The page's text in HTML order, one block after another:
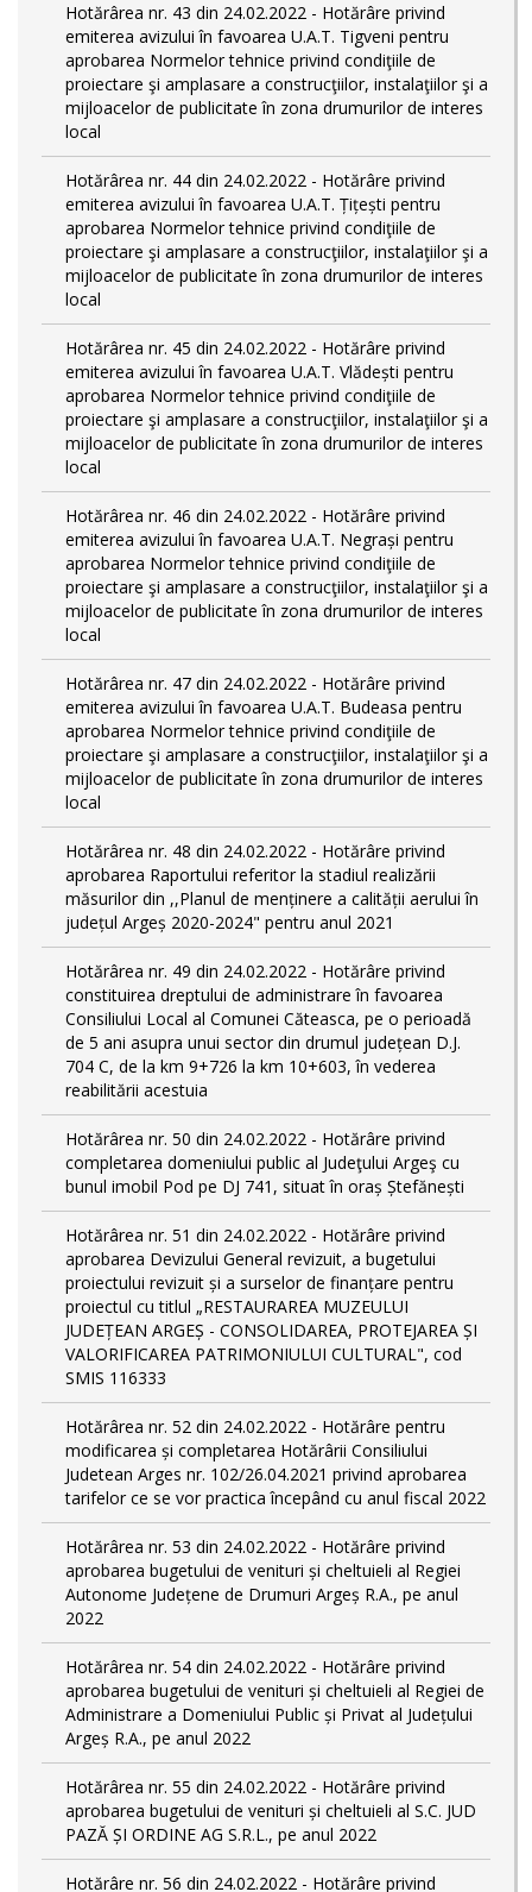
Hotărârea nr. 43 din 24.02.2022 - Hotărâre privind
emiterea avizului în favoarea U.A.T. Tigveni pentru
aprobarea Normelor tehnice privind condiţiile de
proiectare şi amplasare a construcţiilor, instalaţiilor şi a
mijloacelor de publicitate în zona drumurilor de interes
local
Hotărârea nr. 44 din 24.02.2022 - Hotărâre privind
emiterea avizului în favoarea U.A.T. Țițești pentru
aprobarea Normelor tehnice privind condiţiile de
proiectare şi amplasare a construcţiilor, instalaţiilor şi a
mijloacelor de publicitate în zona drumurilor de interes
local
Hotărârea nr. 45 din 24.02.2022 - Hotărâre privind
emiterea avizului în favoarea U.A.T. Vlădești pentru
aprobarea Normelor tehnice privind condiţiile de
proiectare şi amplasare a construcţiilor, instalaţiilor şi a
mijloacelor de publicitate în zona drumurilor de interes
local
Hotărârea nr. 46 din 24.02.2022 - Hotărâre privind
emiterea avizului în favoarea U.A.T. Negrași pentru
aprobarea Normelor tehnice privind condiţiile de
proiectare şi amplasare a construcţiilor, instalaţiilor şi a
mijloacelor de publicitate în zona drumurilor de interes
local
Hotărârea nr. 47 din 24.02.2022 - Hotărâre privind
emiterea avizului în favoarea U.A.T. Budeasa pentru
aprobarea Normelor tehnice privind condiţiile de
proiectare şi amplasare a construcţiilor, instalaţiilor şi a
mijloacelor de publicitate în zona drumurilor de interes
local
Hotărârea nr. 48 din 24.02.2022 - Hotărâre privind
aprobarea Raportului referitor la stadiul realizării
măsurilor din ,,Planul de menținere a calității aerului în
județul Argeș 2020-2024" pentru anul 2021
Hotărârea nr. 49 din 24.02.2022 - Hotărâre privind
constituirea dreptului de administrare în favoarea
Consiliului Local al Comunei Căteasca, pe o perioadă
de 5 ani asupra unui sector din drumul județean D.J.
704 C, de la km 9+726 la km 10+603, în vederea
reabilitării acestuia
Hotărârea nr. 50 din 24.02.2022 - Hotărâre privind
completarea domeniului public al Judeţului Argeş cu
bunul imobil Pod pe DJ 741, situat în oraș Ștefănești
Hotărârea nr. 51 din 24.02.2022 - Hotărâre privind
aprobarea Devizului General revizuit, a bugetului
proiectului revizuit și a surselor de finanțare pentru
proiectul cu titlul „RESTAURAREA MUZEULUI
JUDEȚEAN ARGEȘ - CONSOLIDAREA, PROTEJAREA ȘI
VALORIFICAREA PATRIMONIULUI CULTURAL", cod
SMIS 116333
Hotărârea nr. 52 din 24.02.2022 - Hotărâre pentru
modificarea și completarea Hotărârii Consiliului
Judetean Arges nr. 102/26.04.2021 privind aprobarea
tarifelor ce se vor practica începând cu anul fiscal 2022
Hotărârea nr. 53 din 24.02.2022 - Hotărâre privind
aprobarea bugetului de venituri și cheltuieli al Regiei
Autonome Județene de Drumuri Argeș R.A., pe anul
2022
Hotărârea nr. 54 din 24.02.2022 - Hotărâre privind
aprobarea bugetului de venituri și cheltuieli al Regiei de
Administrare a Domeniului Public și Privat al Județului
Argeș R.A., pe anul 2022
Hotărârea nr. 55 din 24.02.2022 - Hotărâre privind
aprobarea bugetului de venituri și cheltuieli al S.C. JUD
PAZĂ ȘI ORDINE AG S.R.L., pe anul 2022
Hotărâre nr. 56 din 24.02.2022 - Hotărâre privind